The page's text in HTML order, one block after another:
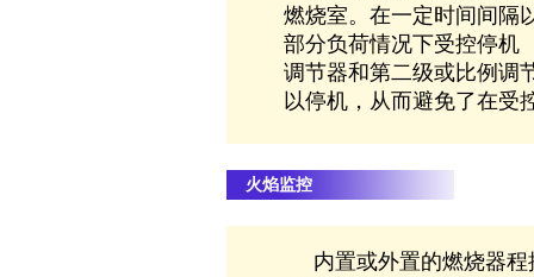
燃烧室。在一定时间间隔
部分负荷情况下受控停机
调节器和第二级或比例调
以停机，从而避免了在受
火焰监控
内置或外置的燃烧器程